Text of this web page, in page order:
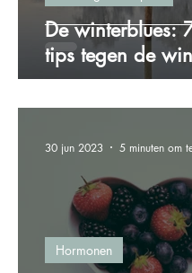
De winterblues:
tips tegen de
Hormonen
30 jun 2023 5 minuten om